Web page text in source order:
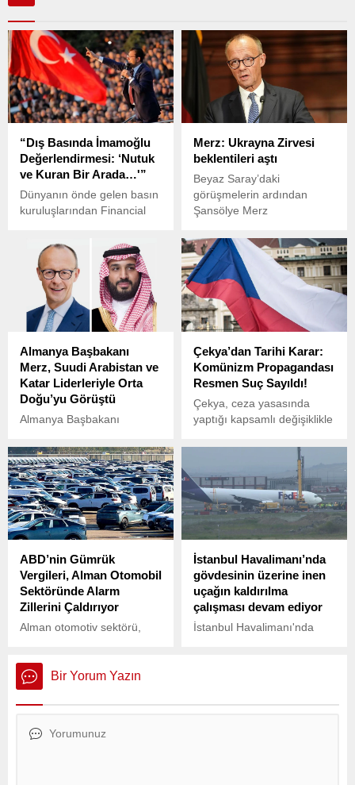
“Dış Basında İmamoğlu
Değerlendirmesi: ‘Nutuk
ve Kuran Bir Arada…'”
Dünyanın önde gelen basın
kuruluşlarından Financial
Büyükşehir Belediye
Başkanı Ekrem İmamoğlu
hakkında bir analiz
yayınladı.
Merz: Ukrayna Zirvesi
beklentileri aştı
Beyaz Saray’daki
görüşmelerin ardından
Şansölye Merz
Ukrayna’da barışa giden
yolda ilerleme gördüğünü
belirtti.
Almanya Başbakanı
Merz, Suudi Arabistan ve
Katar Liderleriyle Orta
Doğu’yu Görüştü
Almanya Başbakanı
Arabistan Veliaht Prensi
Muhammed bin Selman ve
Katar Emiri Şeyh Temim bin
Hamed Al Sani ile telefonda
görüşerek Orta Doğu’daki
son gelişmeleri
Çekya’dan Tarihi Karar:
Komünizm Propagandası
Resmen Suç Sayıldı!
Çekya, ceza yasasında
yaptığı kapsamlı değişiklikle
örgütlenmesini resmi olarak
ABD’nin Gümrük
Vergileri, Alman Otomobil
Sektöründe Alarm
Zillerini Çaldırıyor
Alman otomotiv sektörü,
en büyük belirsizlik
dönemlerinden birini
yaşıyor.
İstanbul Havalimanı’nda
gövdesinin üzerine inen
uçağın kaldırılma
çalışması devam ediyor
İstanbul Havalimanı'nda
Uçak sürtünme sonucu alev
Bir Yorum Yazın